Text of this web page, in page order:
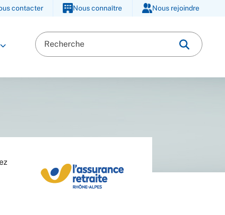
contacter Nous connaître Nous rejoindre